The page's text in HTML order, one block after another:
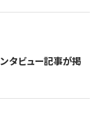
タビュー記事が掲